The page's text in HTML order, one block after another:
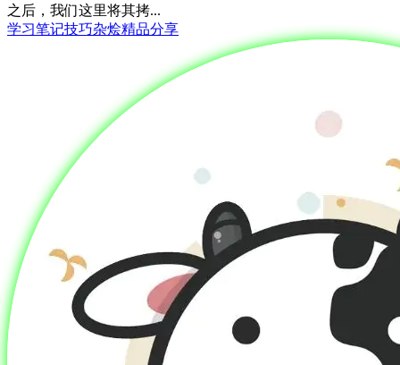
之后，我们这里将其拷...
学习笔记技巧杂烩精品分享